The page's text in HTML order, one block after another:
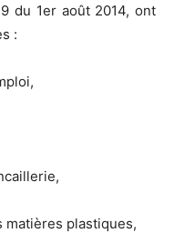
du 1er août 2014, ont
:
plastiques,